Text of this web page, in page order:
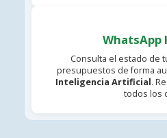
WhatsApp
Consulta el estado de
presupuestos de forma
Inteligencia Artificial.
todos los